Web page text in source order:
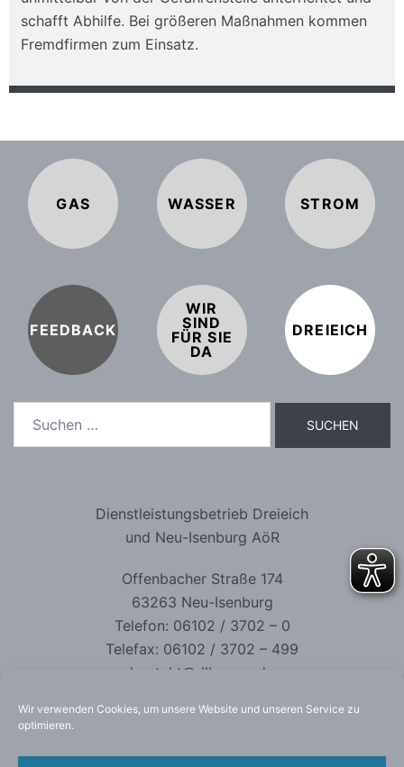
Wir verwenden Cookies, um unsere Website und unseren Service zu
optimieren.
schafft Abhilfe. Bei größeren Maßnahmen kommen
Fremdfirmen zum Einsatz.
GAS WASSER STROM
FEEDBACK
WIR
SIND
FÜR SIE
DA
DREIEICH
Dienstleistungsbetrieb Dreieich
und Neu-Isenburg AöR
Offenbacher Straße 174
63263 Neu-Isenburg
Telefon: 06102 / 3702 – 0
Telefax: 06102 / 3702 – 499
kontakt@dlb-aoer.de